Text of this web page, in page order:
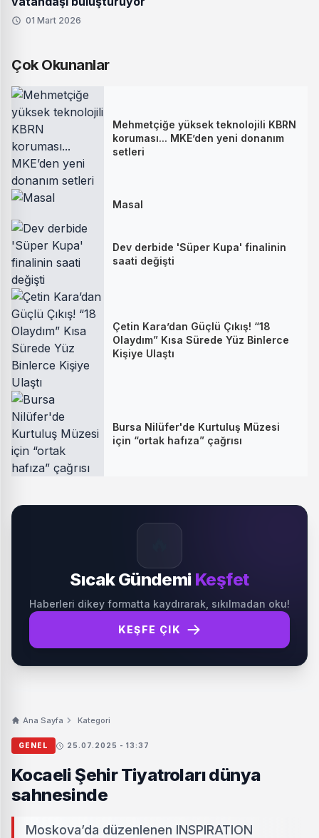
01 Mart 2026
Çok Okunanlar
Mehmetçiğe yüksek teknolojili KBRN
koruması... MKE’den yeni donanım
setleri
Masal
Dev derbide 'Süper Kupa' finalinin
saati değişti
Çetin Kara’dan Güçlü Çıkış! “18
Olaydım” Kısa Sürede Yüz Binlerce
Kişiye Ulaştı
Bursa Nilüfer'de Kurtuluş Müzesi
için “ortak hafıza” çağrısı
Sıcak Gündemi Keşfet
Haberleri dikey formatta kaydırarak, sıkılmadan oku!
KEŞFE ÇIK
Ana Sayfa Kategori
GENEL 25.07.2025 - 13:37
Kocaeli Şehir Tiyatroları dünya
sahnesinde
Moskova’da düzenlenen INSPIRATION